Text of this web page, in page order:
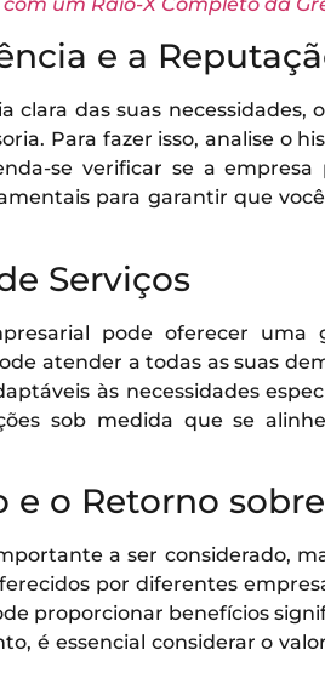
e a
clara das suas necessidades,
Para fazer isso, analise o
se verificar se a
para garantir que
Serviços
pode oferecer
atender a todas as suas
às necessidades
sob medida que se
e o Retorno
a ser considerado,
por diferentes
proporcionar benefícios
é essencial considerar o